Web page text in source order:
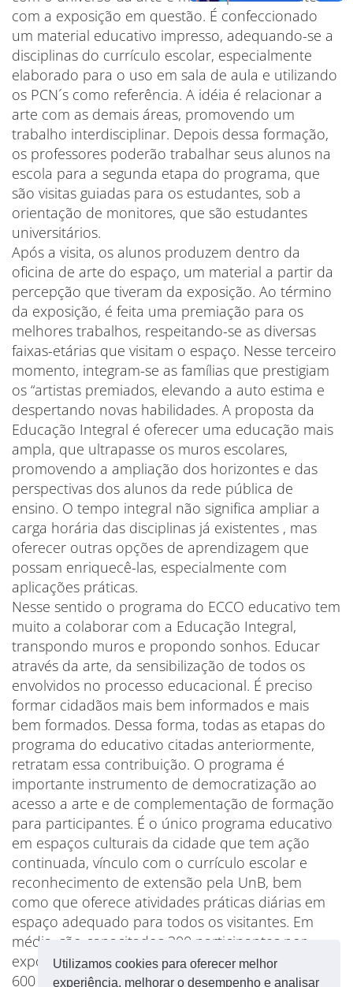
Utilizamos cookies para oferecer melhor
experiência, melhorar o desempenho e analisar
com a exposição em questão. É confeccionado
um material educativo impresso, adequando-se a
disciplinas do currículo escolar, especialmente
elaborado para o uso em sala de aula e utilizando
os PCN´s como referência. A idéia é relacionar a
arte com as demais áreas, promovendo um
trabalho interdisciplinar. Depois dessa formação,
os professores poderão trabalhar seus alunos na
escola para a segunda etapa do programa, que
são visitas guiadas para os estudantes, sob a
orientação de monitores, que são estudantes
universitários.
Após a visita, os alunos produzem dentro da
oficina de arte do espaço, um material a partir da
percepção que tiveram da exposição. Ao término
da exposição, é feita uma premiação para os
melhores trabalhos, respeitando-se as diversas
faixas-etárias que visitam o espaço. Nesse terceiro
momento, integram-se as famílias que prestigiam
os “artistas premiados, elevando a auto estima e
despertando novas habilidades. A proposta da
Educação Integral é oferecer uma educação mais
ampla, que ultrapasse os muros escolares,
promovendo a ampliação dos horizontes e das
perspectivas dos alunos da rede pública de
ensino. O tempo integral não significa ampliar a
carga horária das disciplinas já existentes , mas
oferecer outras opções de aprendizagem que
possam enriquecê-las, especialmente com
aplicações práticas.
Nesse sentido o programa do ECCO educativo tem
muito a colaborar com a Educação Integral,
transpondo muros e propondo sonhos. Educar
através da arte, da sensibilização de todos os
envolvidos no processo educacional. É preciso
formar cidadãos mais bem informados e mais
bem formados. Dessa forma, todas as etapas do
programa do educativo citadas anteriormente,
retratam essa contribuição. O programa é
importante instrumento de democratização ao
acesso a arte e de complementação de formação
para participantes. É o único programa educativo
em espaços culturais da cidade que tem ação
continuada, vínculo com o currículo escolar e
reconhecimento de extensão pela UnB, bem
como que oferece atividades práticas diárias em
espaço adequado para todos os visitantes. Em
média, são capacitados 300 participantes por
exposição e o ECCO em condições de receber até
600 alunos por dia.